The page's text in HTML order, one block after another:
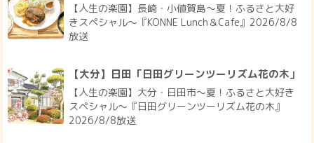
【人生の楽園】長崎・小値賀島～夏！ふるさと大好
きスペシャル～『KONNE Lunch＆Cafe』2026/8/8
放送
【大分】日田「日田グリーンツーリズム花の木」
【人生の楽園】大分・日田市～夏！ふるさと大好き
スペシャル～『日田グリーンツーリズム花の木』
2026/8/8放送